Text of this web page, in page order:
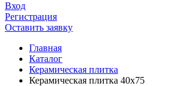
Вход
Регистрация
Оставить заявку
Главная
Каталог
Керамическая плитка
Керамическая плитка 40х75